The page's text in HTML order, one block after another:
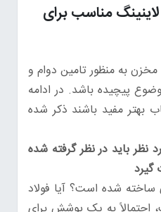
لاینینگ مناسب برای
به منظور تامین دوام و
پیچیده باشد. در ادامه
بهتر مفید باشند ذکر شده
باید در نظر گرفته شده
شده است؟ آیا فولاد